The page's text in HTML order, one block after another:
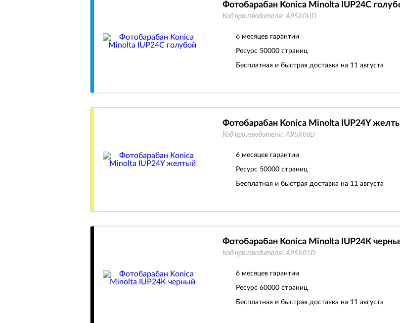
Фотобарабан Konica Minolta IUP24C
Код производителя: A95X0HD
6 месяцев гарантии
Ресурс 50000 страниц
Бесплатная и быстрая доставка на 11 августа
Фотобарабан Konica Minolta IUP24Y
Код производителя: A95X06D
6 месяцев гарантии
Ресурс 50000 страниц
Бесплатная и быстрая доставка на 11 августа
Фотобарабан Konica Minolta IUP24K
Код производителя: A95X01D
6 месяцев гарантии
Ресурс 60000 страниц
Бесплатная и быстрая доставка на 11 августа